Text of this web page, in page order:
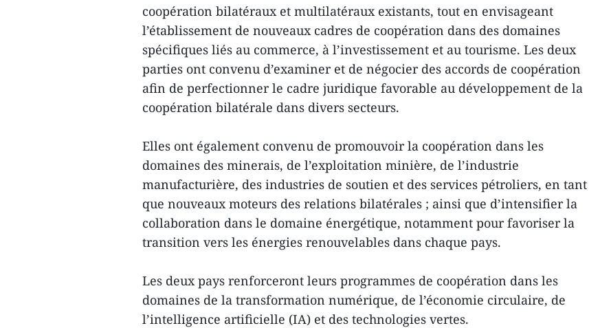
coopération bilatéraux et multilatéraux existants, tout en envisageant
l’établissement de nouveaux cadres de coopération dans des domaines
spécifiques liés au commerce, à l’investissement et au tourisme. Les deux
parties ont convenu d’examiner et de négocier des accords de coopération
afin de perfectionner le cadre juridique favorable au développement de la
coopération bilatérale dans divers secteurs.
Elles ont également convenu de promouvoir la coopération dans les
domaines des minerais, de l’exploitation minière, de l’industrie
manufacturière, des industries de soutien et des services pétroliers, en tant
que nouveaux moteurs des relations bilatérales ; ainsi que d’intensifier la
collaboration dans le domaine énergétique, notamment pour favoriser la
transition vers les énergies renouvelables dans chaque pays.
Les deux pays renforceront leurs programmes de coopération dans les
domaines de la transformation numérique, de l’économie circulaire, de
l’intelligence artificielle (IA) et des technologies vertes.